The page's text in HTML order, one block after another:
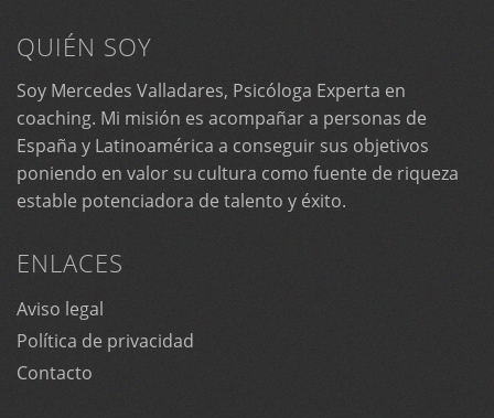
QUIÉN SOY
Soy Mercedes Valladares, Psicóloga Experta en
coaching. Mi misión es acompañar a personas de
España y Latinoamérica a conseguir sus objetivos
poniendo en valor su cultura como fuente de riqueza
estable potenciadora de talento y éxito.
ENLACES
Aviso legal
Política de privacidad
Contacto